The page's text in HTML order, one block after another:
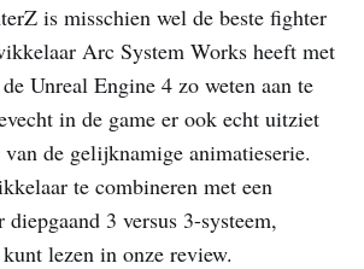
is misschien wel de beste fighter
Arc System Works heeft met
Unreal Engine 4 zo weten aan te
in de game er ook echt uitziet
de gelijknamige animatieserie.
te combineren met een
3 versus 3-systeem,
lezen in onze review.